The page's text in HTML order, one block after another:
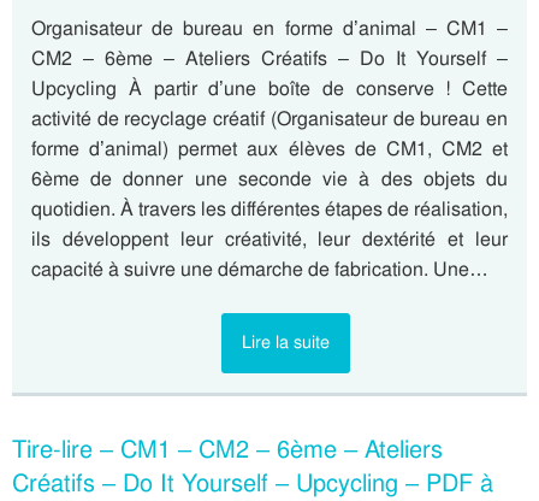
Organisateur de bureau en forme d’animal – CM1 –
CM2 – 6ème – Ateliers Créatifs – Do It Yourself –
Upcycling À partir d’une boîte de conserve ! Cette
activité de recyclage créatif (Organisateur de bureau en
forme d’animal) permet aux élèves de CM1, CM2 et
6ème de donner une seconde vie à des objets du
quotidien. À travers les différentes étapes de réalisation,
ils développent leur créativité, leur dextérité et leur
capacité à suivre une démarche de fabrication. Une…
Lire la suite
Tire-lire – CM1 – CM2 – 6ème – Ateliers
Créatifs – Do It Yourself – Upcycling – PDF à